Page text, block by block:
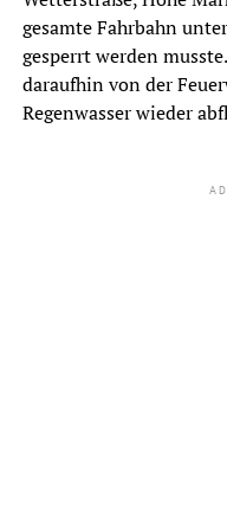
gesamte Fahrbahn
gesperrt werden
daraufhin von der
Regenwasser wieder